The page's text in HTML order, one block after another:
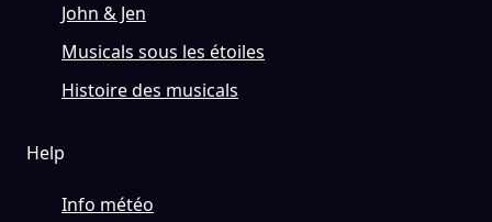
John & Jen
Musicals sous les étoiles
Histoire des musicals
Help
Info météo